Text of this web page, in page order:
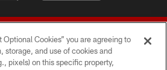
Optional Cookies” you are agreeing to
storage, and use of cookies and
pixels) on this specific property,